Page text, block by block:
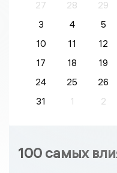
27 28 29
3
4 5
10
11 12
17
18 19
24
25 26
31
1 2
100 самых